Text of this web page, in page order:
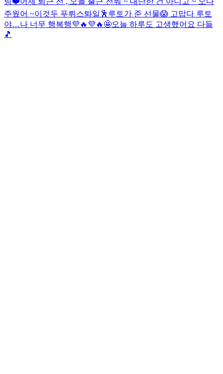
주웠어 ~이것두 푸뤼스톼일🕺 루토가 준 선물😱 고맙다 루토
야…나 너무 행복행💜🔥💜🔥🤩오늘 하루도 고생했어요 다들
🎵